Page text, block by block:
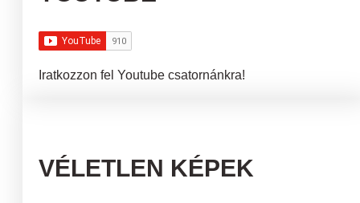
Iratkozzon fel Youtube csatornánkra!
VÉLETLEN KÉPEK